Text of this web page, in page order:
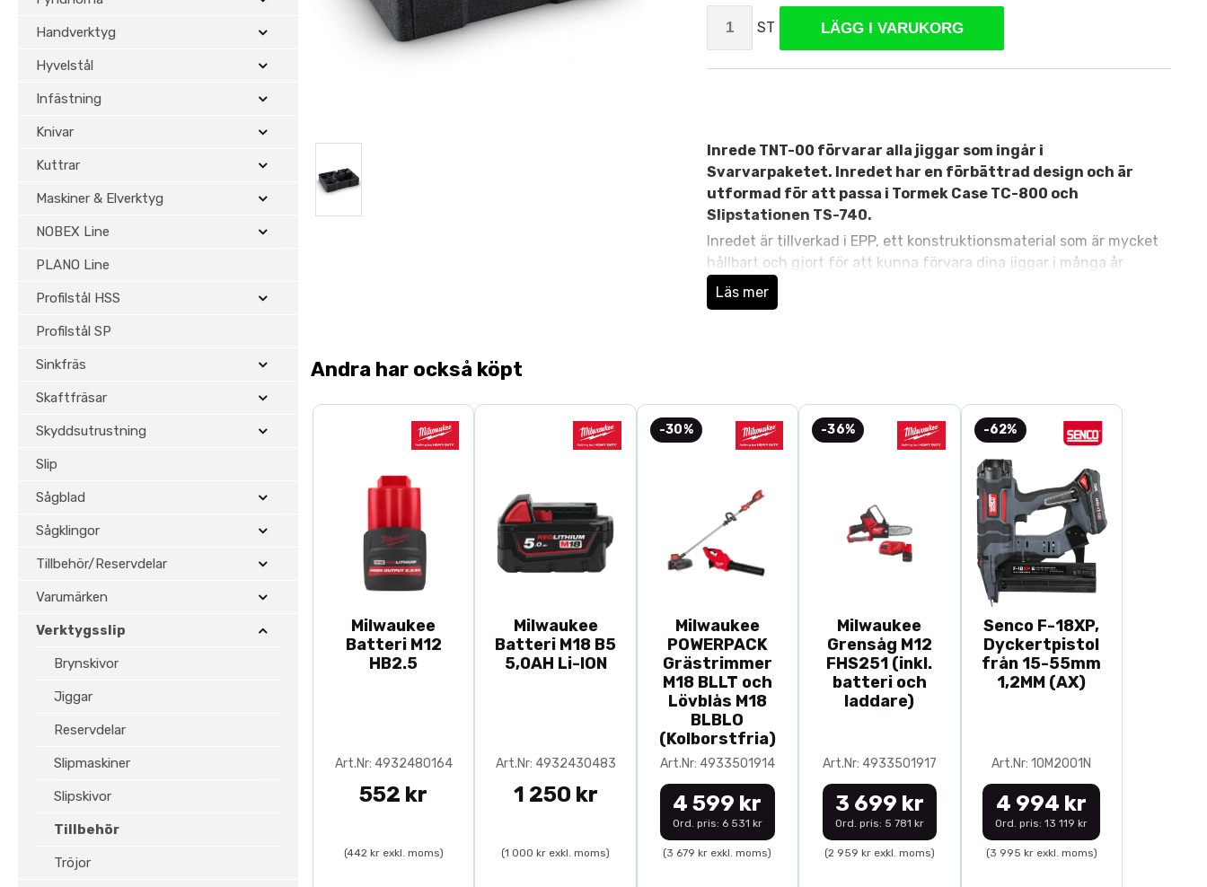
Handverktyg
Hyvelstål
Infästning
Knivar
Kuttrar
Maskiner & Elverktyg
NOBEX Line
PLANO Line
Profilstål HSS
Profilstål SP
Sinkfräs
Skaftfräsar
Skyddsutrustning
Slip
Sågblad
Sågklingor
Tillbehör/Reservdelar
Varumärken
Verktygsslip
Brynskivor
Jiggar
Reservdelar
Slipmaskiner
Slipskivor
Tillbehör
Tröjor
ST LÄGG I VARUKORG
Inrede TNT-00 förvarar alla jiggar som ingår i
Svarvarpaketet. Inredet har en förbättrad design och är
utformad för att passa i Tormek Case TC-800 och
Slipstationen TS-740.
Inredet är tillverkad i EPP, ett konstruktionsmaterial som är mycket
hållbart och gjort för att kunna förvara dina jiggar i många år
framöver.
Utformad att förvara:
- Inställningsdon för svarvstål TTS-100
- Maskinkåpa MH-380
- Jigg för skölpar SVD-186 R
- Multijigg SVS-50
- Slipstöd SVD-110
Inredet är en del avSvarvarepaketet TNT-808.
Läs mer
Andra har också köpt
Milwaukee
Batteri M12
HB2.5
Art.Nr: 4932480164
552 kr
(442 kr exkl. moms)
Milwaukee
Batteri M18 B5
5,0AH Li-ION
Art.Nr: 4932430483
1 250 kr
(1 000 kr exkl. moms)
-30%
Milwaukee
POWERPACK
Grästrimmer
M18 BLLT och
Lövblås M18
BLBLO
(Kolborstfria)
Art.Nr: 4933501914
4 599 kr
Ord. pris: 6 531 kr
(3 679 kr exkl. moms)
-36%
Milwaukee
Grensåg M12
FHS251 (inkl.
batteri och
laddare)
Art.Nr: 4933501917
3 699 kr
Ord. pris: 5 781 kr
(2 959 kr exkl. moms)
-62%
Senco F-18XP,
Dyckertpistol
från 15-55mm
1,2MM (AX)
Art.Nr: 10M2001N
4 994 kr
Ord. pris: 13 119 kr
(3 995 kr exkl. moms)